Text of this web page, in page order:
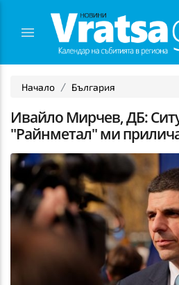
Начало България
Ивайло Мирчев, ДБ:
"Райнметал" ми